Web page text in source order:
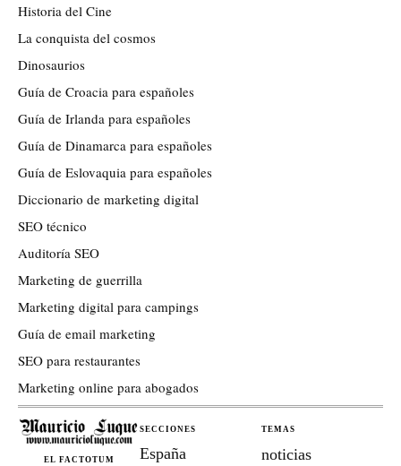
Historia del Cine
La conquista del cosmos
Dinosaurios
Guía de Croacia para españoles
Guía de Irlanda para españoles
Guía de Dinamarca para españoles
Guía de Eslovaquia para españoles
Diccionario de marketing digital
SEO técnico
Auditoría SEO
Marketing de guerrilla
Marketing digital para campings
Guía de email marketing
SEO para restaurantes
Marketing online para abogados
EL FACTOTUM
SECCIONES
España
TEMAS
noticias